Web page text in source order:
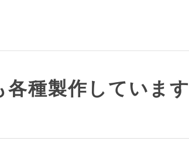
各種製作しています